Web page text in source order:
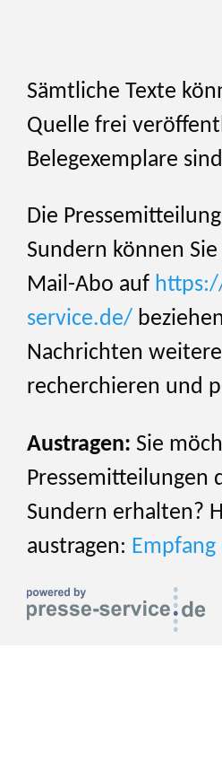
Sämtliche Texte
Quelle frei
Belegexemplare
Die
Sundern können
Mail-Abo auf
service.de/
Nachrichten
recherchieren und
Austragen: Sie
Pressemitteilungen
Sundern erhalten?
austragen: